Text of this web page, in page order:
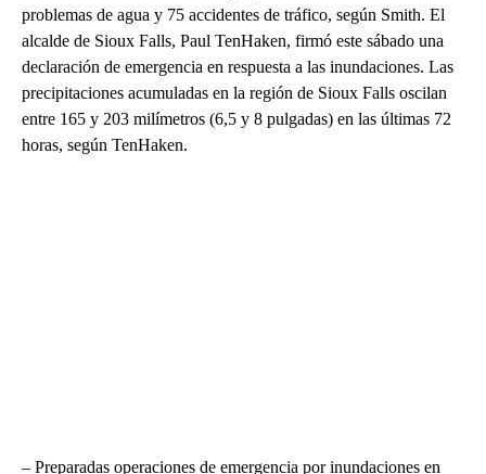
problemas de agua y 75 accidentes de tráfico, según Smith. El
alcalde de Sioux Falls, Paul TenHaken, firmó este sábado una
declaración de emergencia en respuesta a las inundaciones. Las
precipitaciones acumuladas en la región de Sioux Falls oscilan
entre 165 y 203 milímetros (6,5 y 8 pulgadas) en las últimas 72
horas, según TenHaken.
– Preparadas operaciones de emergencia por inundaciones en